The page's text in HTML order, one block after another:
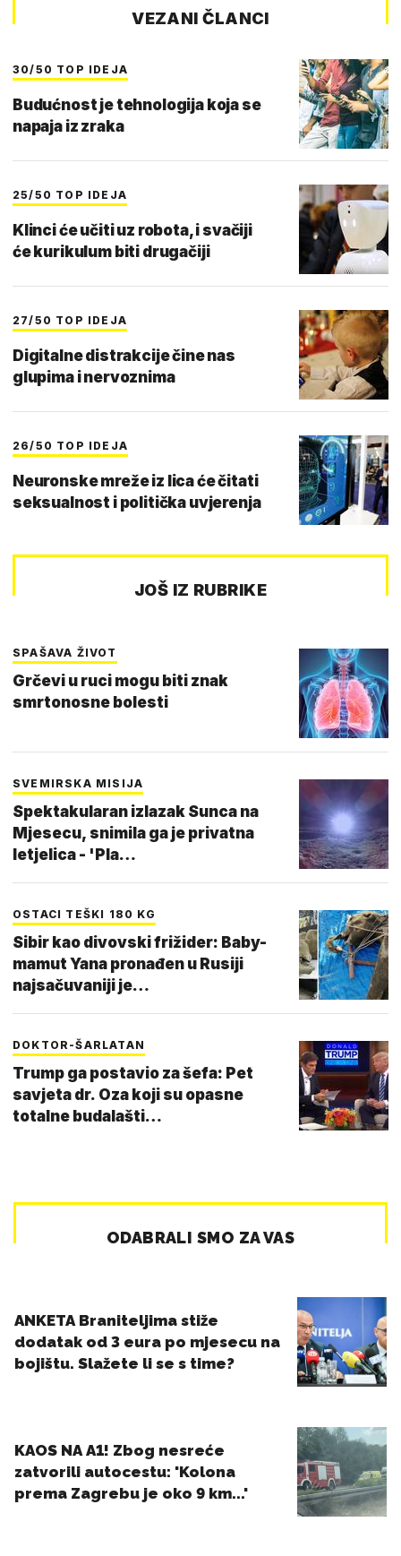
VEZANI ČLANCI
30/50 TOP IDEJA
Budućnost je tehnologija koja se
napaja iz zraka
25/50 TOP IDEJA
Klinci će učiti uz robota, i svačiji
će kurikulum biti drugačiji
27/50 TOP IDEJA
Digitalne distrakcije čine nas
glupima i nervoznima
26/50 TOP IDEJA
Neuronske mreže iz lica će čitati
seksualnost i politička uvjerenja
JOŠ IZ RUBRIKE
SPAŠAVA ŽIVOT
Grčevi u ruci mogu biti znak
smrtonosne bolesti
SVEMIRSKA MISIJA
Spektakularan izlazak Sunca na
Mjesecu, snimila ga je privatna
letjelica - 'Pla…
OSTACI TEŠKI 180 KG
Sibir kao divovski frižider: Baby-
mamut Yana pronađen u Rusiji
najsačuvaniji je…
DOKTOR-ŠARLATAN
Trump ga postavio za šefa: Pet
savjeta dr. Oza koji su opasne
totalne budalašti…